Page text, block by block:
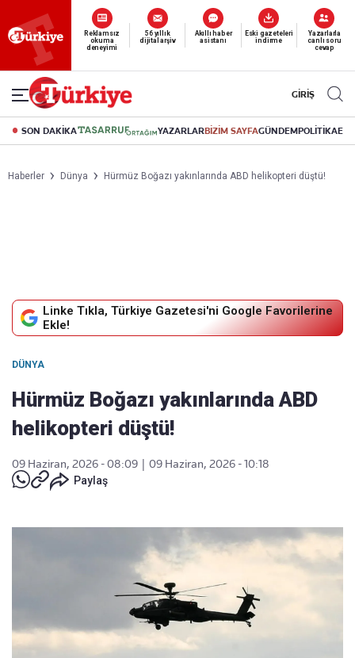
Reklamsız
okuma
deneyimi
56 yıllık
dijital arşiv
Akıllı haber
asistanı
Eski gazeteleri
indirme
Yazarlarla
canlı soru
cevap
GİRİŞ
SON DAKİKA YAZARLARBİZİM SAYFAGÜNDEMPOLİTİKA
Haberler Dünya Hürmüz Boğazı yakınlarında ABD helikopteri düştü!
Linke Tıkla, Türkiye Gazetesi'ni Google Favorilerine
Ekle!
DÜNYA
Hürmüz Boğazı yakınlarında ABD
helikopteri düştü!
09 Haziran, 2026 - 08:09
09 Haziran, 2026 - 10:18
Paylaş